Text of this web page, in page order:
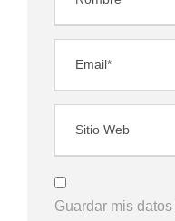
Guardar mis